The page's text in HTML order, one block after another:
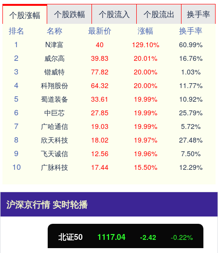
个股涨幅 个股跌幅 个股流入 个股流出
换手率
排名
名称 最新价 涨幅
换手率
1
N津富 40 129.10% 60.99%
2 威尔高 39.83 20.01% 16.76%
3 锴威特 77.82 20.00% 1.03%
4 科翔股份 64.32 20.00% 11.77%
5 蜀道装备 33.61 19.99% 10.92%
6 中巨芯 27.85 19.99% 25.79%
7 广哈通信 19.03 19.99% 5.72%
8 欣天科技 18.02 19.97% 27.48%
9 飞天诚信 12.56 19.96% 7.50%
10 广脉科技 17.44 15.50% 12.29%
沪深京行情 实时轮播
北证50 1117.04 -2.42 -0.22%